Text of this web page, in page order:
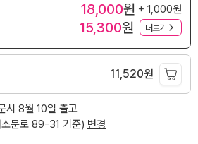
18,000원 + 1,000원
15,300원 더보기
11,520원
시 8월 10일 출고
문로 89-31 기준) 변경